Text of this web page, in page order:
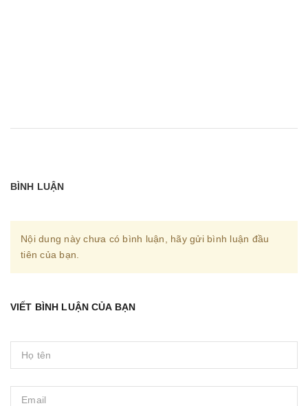
BÌNH LUẬN
Nội dung này chưa có bình luận, hãy gửi bình luận đầu
tiên của bạn.
VIẾT BÌNH LUẬN CỦA BẠN